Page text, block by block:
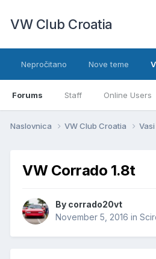
VW Club Croatia
Nepročitano Nove teme
Forums Staff Online Users
Naslovnica VW Club Croatia
VW Corrado 1.8t
By corrado20vt
November 5, 2016 in